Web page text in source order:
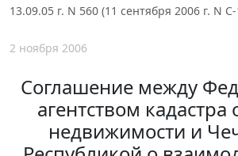
13.09.05 г. N 560 (11 сентября 2006 г. N
2 ноября 2006
Соглашение между
агентством кадастра
недвижимости и